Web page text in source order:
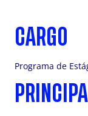
CARGO
Programa de